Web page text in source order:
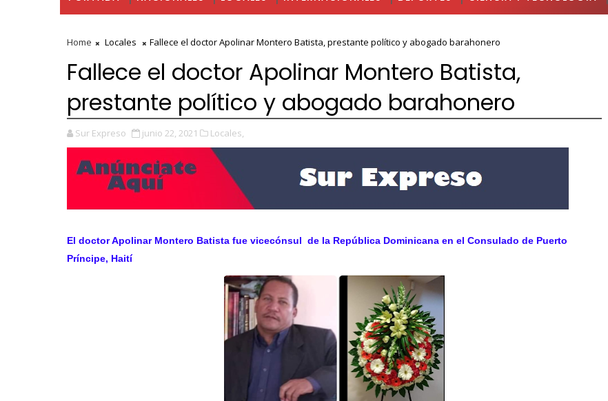
Home Locales Fallece el doctor Apolinar Montero Batista, prestante político y abogado barahonero
Fallece el doctor Apolinar Montero Batista,
prestante político y abogado barahonero
Sur Expreso junio 22, 2021 Locales,
El doctor Apolinar Montero Batista fue vicecónsul de la República Dominicana en el Consulado de Puerto
Príncipe, Haití